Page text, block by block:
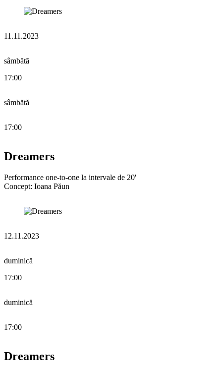
11.11.2023
sâmbătă
17:00
sâmbătă
17:00
Dreamers
Performance one-to-one la intervale de 20'
Concept: Ioana Păun
12.11.2023
duminică
17:00
duminică
17:00
Dreamers